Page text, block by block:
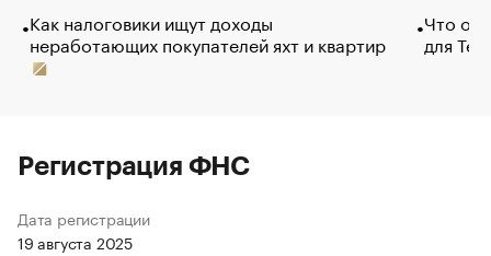
Как налоговики ищут доходы
неработающих покупателей яхт и квартир
Что
для
Регистрация ФНС
Дата регистрации
19 августа 2025